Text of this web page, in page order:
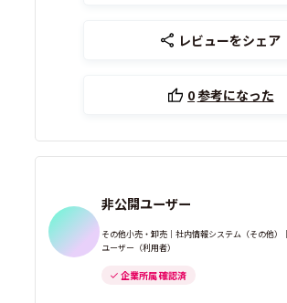
レビューをシェア
0参考になった
非公開ユーザー
その他小売・卸売｜社内情報システム（その他）
ユーザー（利用者）
企業所属 確認済